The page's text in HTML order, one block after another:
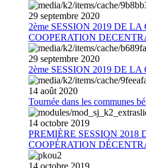
29 septembre 2020
2ème SESSION 2019 DE
COOPERATION
29 septembre 2020
2ème SESSION 2019 DE
14 août 2020
Tournée dans les communes
14 octobre 2019
PREMIÈRE SESSION
COOPÉRATION
14 octobre 2019